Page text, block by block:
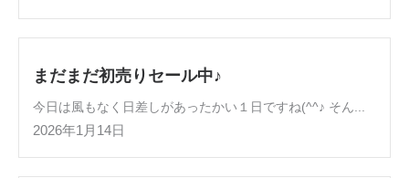
まだまだ初売りセール中♪
今日は風もなく日差しがあったかい１日ですね(^^♪ そん...
2026年1月14日